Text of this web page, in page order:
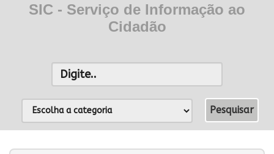
SIC - Serviço de Informação ao
Cidadão